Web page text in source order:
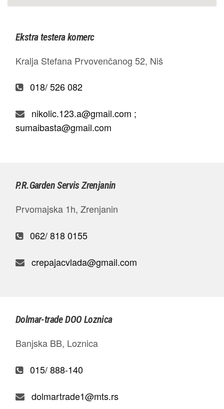
Ekstra testera komerc
Kralja Stefana Prvovenčanog 52, Niš
018/ 526 082
nikolic.123.a@gmail.com ;
sumaibasta@gmail.com
P.R.Garden Servis Zrenjanin
Prvomajska 1h, Zrenjanin
062/ 818 0155
crepajacvlada@gmail.com
Dolmar-trade DOO Loznica
Banjska BB, Loznica
015/ 888-140
dolmartrade1@mts.rs